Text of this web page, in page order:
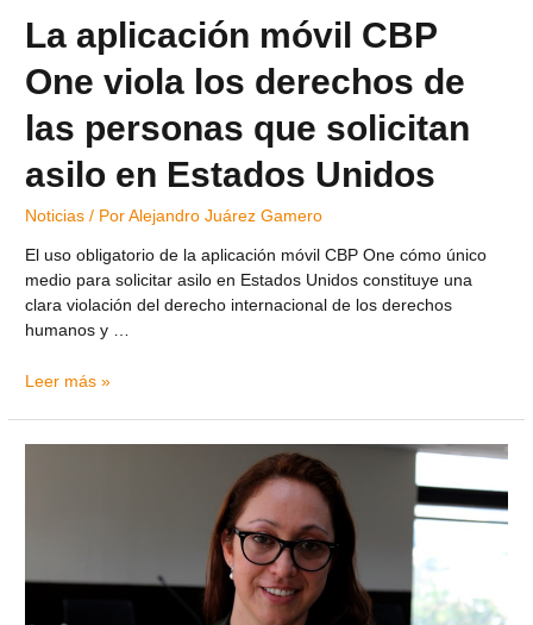
La aplicación móvil CBP
One viola los derechos de
las personas que solicitan
asilo en Estados Unidos
Noticias / PorAlejandro Juárez Gamero
El uso obligatorio de la aplicación móvil CBP One cómo único
medio para solicitar asilo en Estados Unidos constituye una
clara violación del derecho internacional de los derechos
humanos y …
Leer más »